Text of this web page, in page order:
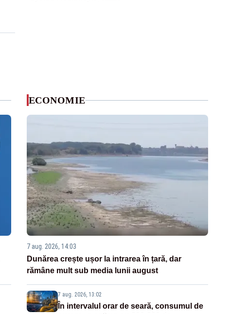
ECONOMIE
7 aug. 2026, 14:03
Dunărea crește ușor la intrarea în țară, dar
rămâne mult sub media lunii august
7 aug. 2026, 13:02
În intervalul orar de seară, consumul de